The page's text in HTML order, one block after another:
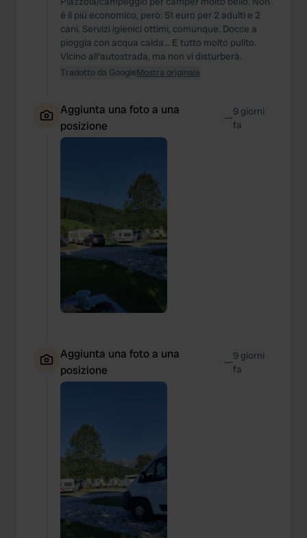
è il più economico, però: 51 euro per 2 adulti e 2
cani. Servizi igienici ottimi, comunque. Docce a
pioggia con acqua calda... E tutto molto pulito.
Vicino all'autostrada, ma non vi disturberà.
Tradotto da GoogleMostra originale
Aggiunta una foto a una
posizione
—9 giorni
fa
Aggiunta una foto a una
posizione
—9 giorni
fa